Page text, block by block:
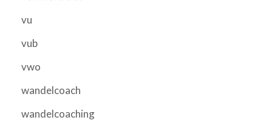
vu
vub
vwo
wandelcoach
wandelcoaching